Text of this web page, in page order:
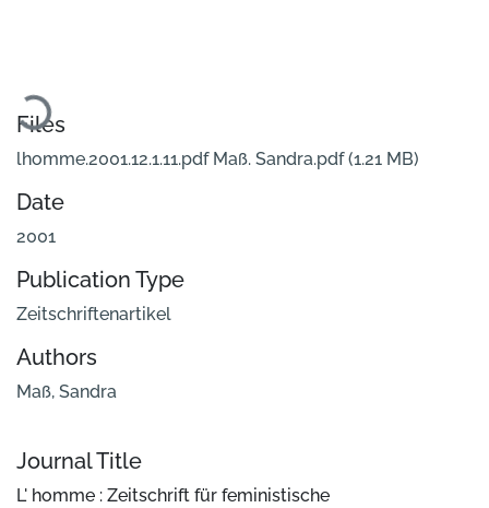
Loading...
Files
lhomme.2001.12.1.11.pdf Maß. Sandra.pdf(1.21 MB)
Date
2001
Publication Type
Zeitschriftenartikel
Authors
Maß, Sandra
Journal Title
L' homme : Zeitschrift für feministische